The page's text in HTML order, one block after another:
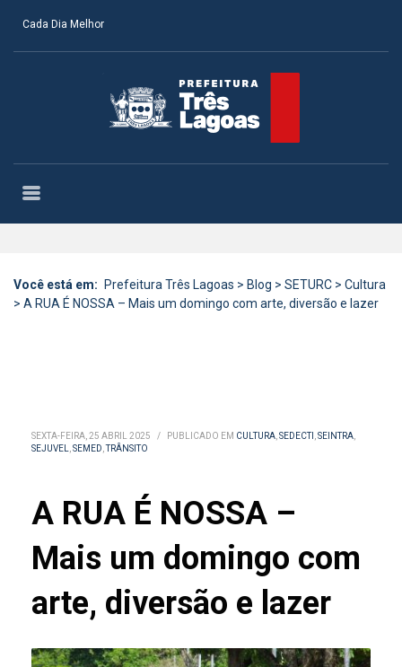
Cada Dia Melhor
Você está em: Prefeitura Três Lagoas > Blog > SETURC > Cultura
> A RUA É NOSSA – Mais um domingo com arte, diversão e lazer
SEXTA-FEIRA, 25 ABRIL 2025 / PUBLICADO EM CULTURA,SEDECTI ,SEINTRA,
SEJUVEL,SEMED,TRÂNSITO
A RUA É NOSSA –
Mais um domingo com
arte, diversão e lazer